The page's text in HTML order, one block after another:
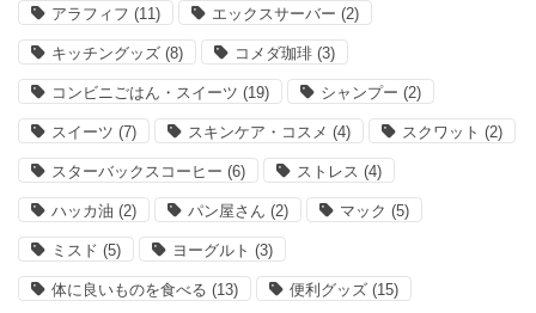
アラフィフ (11) エックスサーバー (2)
キッチングッズ (8) コメダ珈琲 (3)
コンビニごはん・スイーツ (19) シャンプー (2)
スイーツ (7) スキンケア・コスメ (4) スクワット (2)
スターバックスコーヒー (6) ストレス (4)
ハッカ油 (2) パン屋さん (2) マック (5)
ミスド (5) ヨーグルト (3)
体に良いものを食べる (13) 便利グッズ (15)